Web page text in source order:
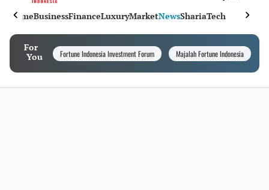
HomeBusinessFinanceLuxuryMarketNewsShariaTech
For
You
Fortune Indonesia Investment Forum Majalah Fortune Indonesia